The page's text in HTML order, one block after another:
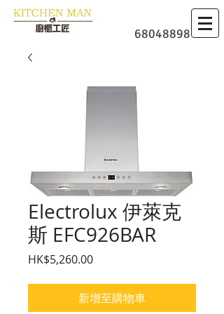
​廚櫃
68048898
Electrolux 伊萊克
斯 EFC926BAR
HK$5,260.00價格
新增至購物車